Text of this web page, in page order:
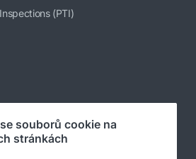
(PTI)
souborů cookie na
stránkách